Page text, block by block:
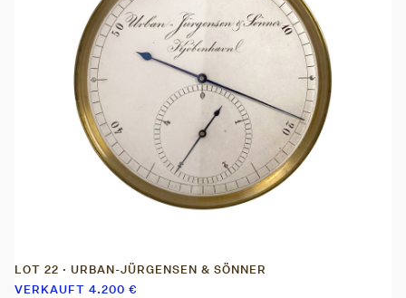
LOT 22 · URBAN-JÜRGENSEN & SÖNNER
VERKAUFT 4.200 €